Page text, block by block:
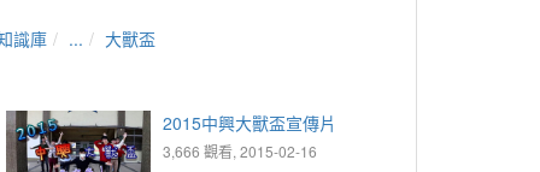
識庫 ... 大獸盃
2015中興大獸盃宣傳片
3,666 觀看, 2015-02-16